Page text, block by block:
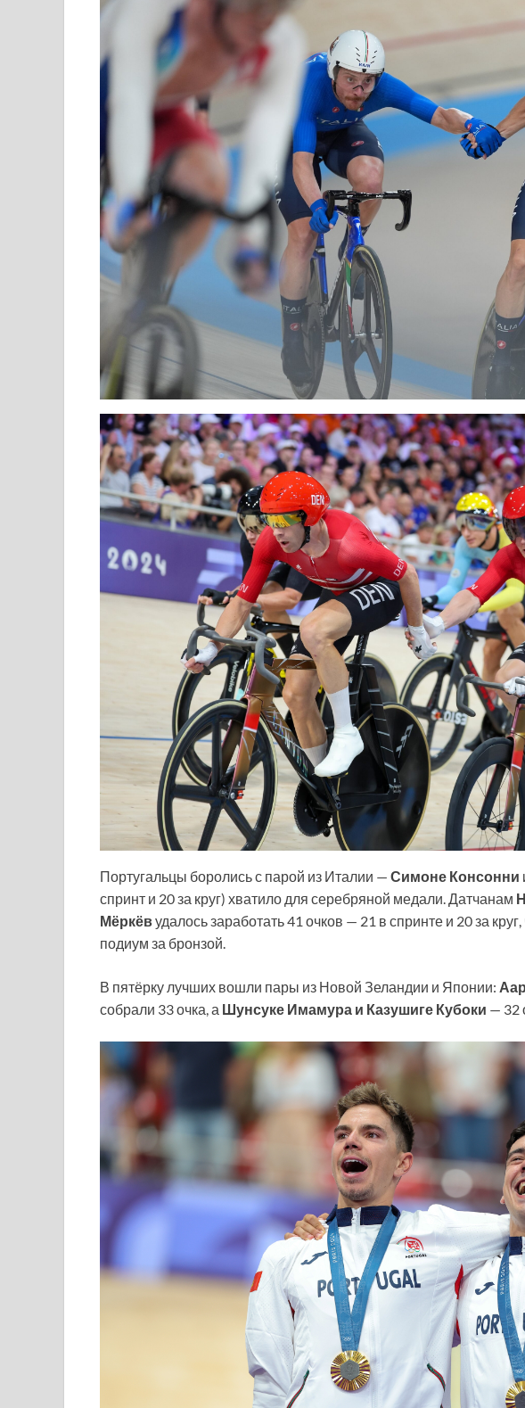
Португальцы боролись с парой из Италии — Симоне Консонни
спринт и 20 за круг) хватило для серебряной медали. Датчанам
Мёркёвудалось заработать 41 очков — 21 в спринте и 20 за
подиум за бронзой.
В пятёрку лучших вошли пары из Новой Зеландии и Японии:
собрали 33 очка, а Шунсуке Имамура и Казушиге Кубоки — 32